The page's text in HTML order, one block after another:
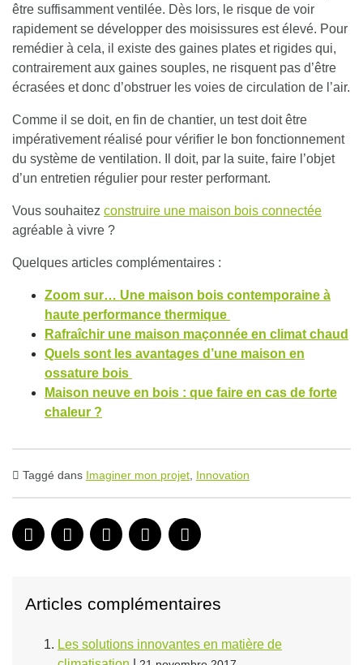
être suffisamment ventilée. Dès lors, le risque de voir
rapidement se développer des moisissures est élevé. Pour
remédier à cela, il existe des gaines plates et rigides qui,
contrairement aux gaines souples, ne risquent pas d’être
écrasées et donc d’obstruer les voies de circulation de l’air.
Comme il se doit, en fin de chantier, un test doit être
impérativement réalisé pour vérifier le bon fonctionnement
du système de ventilation. Il doit, par la suite, faire l’objet
d’un entretien régulier pour rester performant.
Vous souhaitez construire une maison bois connectée
agréable à vivre ?
Quelques articles complémentaires :
Zoom sur… Une maison bois contemporaine à
haute performance thermique
Rafraîchir une maison maçonnée en climat chaud
Quels sont les avantages d’une maison en
ossature bois
Maison neuve en bois : que faire en cas de forte
chaleur ?
Taggé dans Imaginer mon projet, Innovation
Articles complémentaires
Les solutions innovantes en matière de